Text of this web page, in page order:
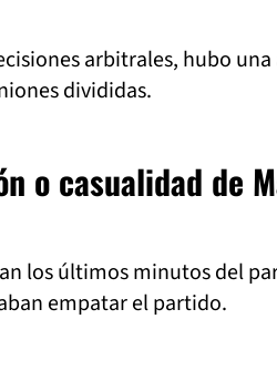
arbitrales, hubo
divididas.
o casualidad de
los últimos minutos del
empatar el partido.